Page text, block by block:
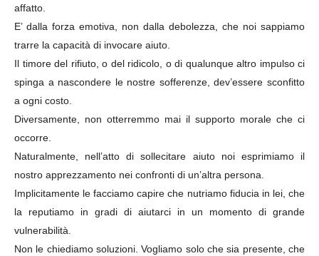
affatto.
E’ dalla forza emotiva, non dalla debolezza, che noi sappiamo
trarre la capacità di invocare aiuto.
Il timore del rifiuto, o del ridicolo, o di qualunque altro impulso ci
spinga a nascondere le nostre sofferenze, dev’essere sconfitto
a ogni costo.
Diversamente, non otterremmo mai il supporto morale che ci
occorre.
Naturalmente, nell’atto di sollecitare aiuto noi esprimiamo il
nostro apprezzamento nei confronti di un’altra persona.
Implicitamente le facciamo capire che nutriamo fiducia in lei, che
la reputiamo in gradi di aiutarci in un momento di grande
vulnerabilità.
Non le chiediamo soluzioni. Vogliamo solo che sia presente, che